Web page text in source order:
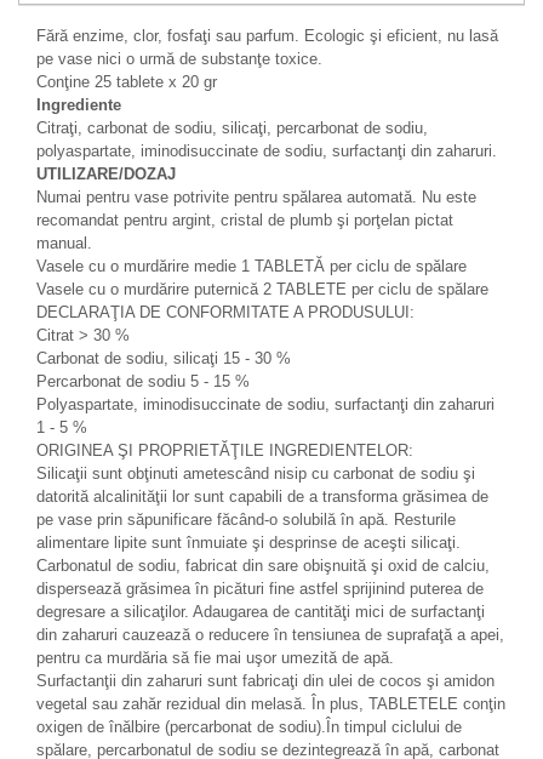
Fără enzime, clor, fosfaţi sau parfum. Ecologic şi eficient, nu lasă
pe vase nici o urmă de substanţe toxice.
Conţine 25 tablete x 20 gr
Ingrediente
Citraţi, carbonat de sodiu, silicaţi, percarbonat de sodiu,
polyaspartate, iminodisuccinate de sodiu, surfactanţi din zaharuri.
UTILIZARE/DOZAJ
Numai pentru vase potrivite pentru spălarea automată. Nu este
recomandat pentru argint, cristal de plumb şi porţelan pictat
manual.
Vasele cu o murdărire medie 1 TABLETĂ per ciclu de spălare
Vasele cu o murdărire puternică 2 TABLETE per ciclu de spălare
DECLARAŢIA DE CONFORMITATE A PRODUSULUI:
Citrat > 30 %
Carbonat de sodiu, silicaţi 15 - 30 %
Percarbonat de sodiu 5 - 15 %
Polyaspartate, iminodisuccinate de sodiu, surfactanţi din zaharuri
1 - 5 %
ORIGINEA ŞI PROPRIETĂŢILE INGREDIENTELOR:
Silicaţii sunt obţinuti ametescând nisip cu carbonat de sodiu şi
datorită alcalinităţii lor sunt capabili de a transforma grăsimea de
pe vase prin săpunificare făcând-o solubilă în apă. Resturile
alimentare lipite sunt înmuiate şi desprinse de aceşti silicaţi.
Carbonatul de sodiu, fabricat din sare obişnuită şi oxid de calciu,
dispersează grăsimea în picături fine astfel sprijinind puterea de
degresare a silicaţilor. Adaugarea de cantităţi mici de surfactanţi
din zaharuri cauzează o reducere în tensiunea de suprafaţă a apei,
pentru ca murdăria să fie mai uşor umezită de apă.
Surfactanţii din zaharuri sunt fabricaţi din ulei de cocos şi amidon
vegetal sau zahăr rezidual din melasă. În plus, TABLETELE conţin
oxigen de înălbire (percarbonat de sodiu).În timpul ciclului de
spălare, percarbonatul de sodiu se dezintegrează în apă, carbonat